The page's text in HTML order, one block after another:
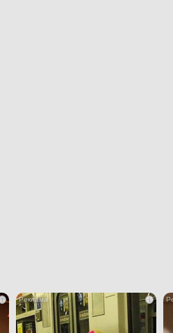
i i